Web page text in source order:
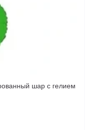
шар с гелием